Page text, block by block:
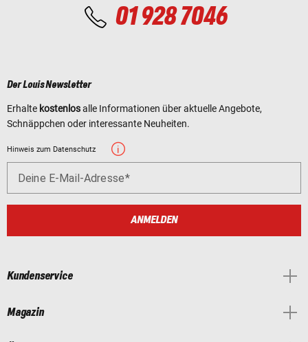
01 928 7046
Der Louis Newsletter
Erhalte kostenlosalle Informationen über aktuelle Angebote,
Schnäppchen oder interessante Neuheiten.
Hinweis zum Datenschutz
Deine E-Mail-Adresse
ANMELDEN
Kundenservice
Magazin